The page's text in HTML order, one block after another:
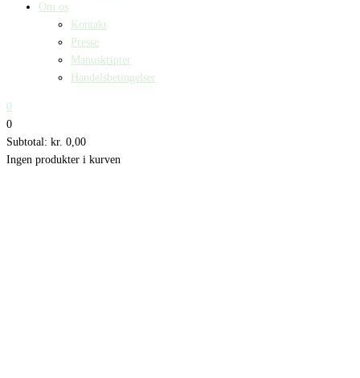
Om os
Kontakt
Presse
Manuskripter
Handelsbetingelser
0
0
Subtotal: kr. 0,00
Ingen produkter i kurven